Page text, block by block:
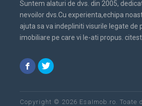
Suntem alaturi de dvs. din 2005,
nevoilor dvs.Cu experienta,echipa
ajuta sa va indepliniti visurile legate de
imobiliare pe care vi le-ati propus.
Copyright © 2026 EsaImob.ro. Toate